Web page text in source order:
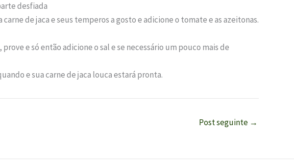
desfiada
de jaca e seus temperos a gosto e adicione o tomate e as azeitonas.
e só então adicione o sal e se necessário um pouco mais de
e sua carne de jaca louca estará pronta.
Post seguinte →